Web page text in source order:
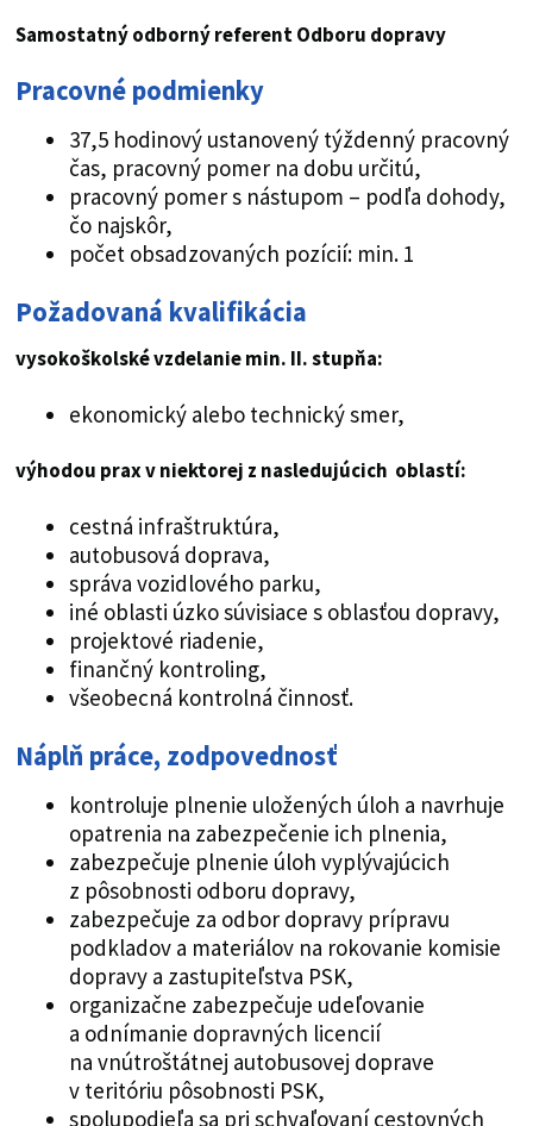
Samostatný odborný referent Odboru dopravy
Pracovné podmienky
37,5 hodinový ustanovený týždenný pracovný
čas, pracovný pomer na dobu určitú,
pracovný pomer s nástupom – podľa dohody,
čo najskôr,
počet obsadzovaných pozícií: min. 1
Požadovaná kvalifikácia
vysokoškolské vzdelanie min. II. stupňa:
ekonomický alebo technický smer,
výhodou prax v niektorej z nasledujúcich oblastí:
cestná infraštruktúra,
autobusová doprava,
správa vozidlového parku,
iné oblasti úzko súvisiace s oblasťou dopravy,
projektové riadenie,
finančný kontroling,
všeobecná kontrolná činnosť.
Náplň práce, zodpovednosť
kontroluje plnenie uložených úloh a navrhuje
opatrenia na zabezpečenie ich plnenia,
zabezpečuje plnenie úloh vyplývajúcich
z pôsobnosti odboru dopravy,
zabezpečuje za odbor dopravy prípravu
podkladov a materiálov na rokovanie komisie
dopravy a zastupiteľstva PSK,
organizačne zabezpečuje udeľovanie
a odnímanie dopravných licencií
na vnútroštátnej autobusovej doprave
v teritóriu pôsobnosti PSK,
spolupodieľa sa pri schvaľovaní cestovných